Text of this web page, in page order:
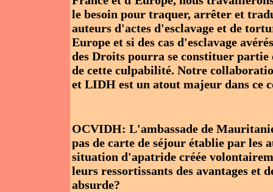
le besoin pour traquer, arrêter et
auteurs d'actes d'esclavage et de
Europe et si des cas d'esclavage
des Droits pourra se constituer partie
de cette culpabilité. Notre
et LIDH est un atout majeur dans ce
OCVIDH: L'ambassade de
pas de carte de séjour établie par les
situation d'apatride créée
leurs ressortissants des avantages et
absurde?